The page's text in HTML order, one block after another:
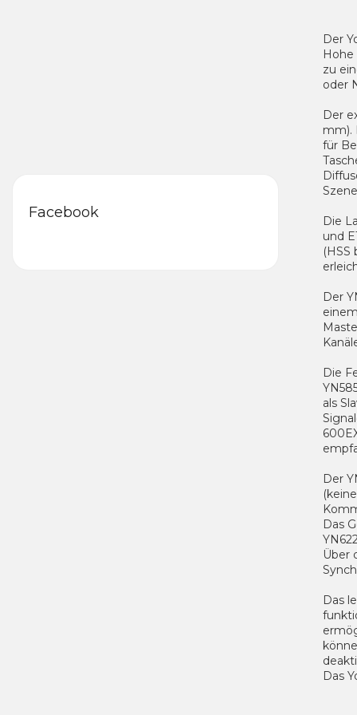
Facebook
Der
zu
oder
Der
mm).
für
Die
und
Der
Die
als
Der
Das
Über
Das
Das